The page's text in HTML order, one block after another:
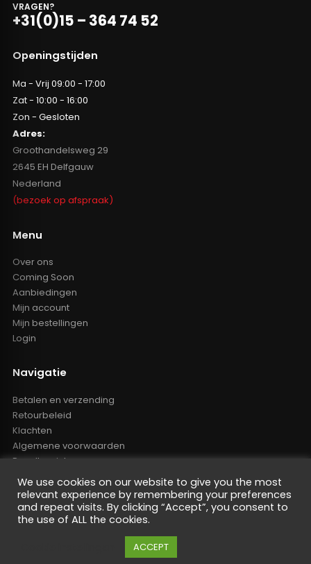
VRAGEN?
+31(0)15 – 364 74 52
Openingstijden
Ma - Vrij 09:00 - 17:00
Zat - 10:00 - 16:00
Zon - Gesloten
Adres:
Groothandelsweg 29
2645 EH Delfgauw
Nederland
(bezoek op afspraak)
Menu
Over ons
Coming Soon
Aanbiedingen
Mijn account
Mijn bestellingen
Login
Navigatie
Betalen en verzending
Retourbeleid
Klachten
Algemene voorwaarden
Resellers inlog
Reseller worden
Privacy Policy
Powered by Nano Web
We use cookies on our website to give you the most
relevant experience by remembering your preferences
and repeat visits. By clicking “Accept”, you consent to
the use of ALL the cookies.
ACCEPT
De waardering van oem-tuning.nl bij